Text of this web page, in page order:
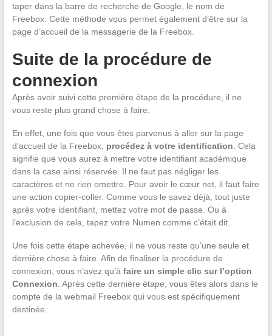
taper dans la barre de recherche de Google, le nom de
Freebox. Cette méthode vous permet également d’être sur la
page d’accueil de la messagerie de la Freebox.
Suite de la procédure de
connexion
Après avoir suivi cette première étape de la procédure, il ne
vous reste plus grand chose à faire.
En effet, une fois que vous êtes parvenus à aller sur la page
d’accueil de la Freebox, procédez à votre identification . Cela
signifie que vous aurez à mettre votre identifiant académique
dans la case ainsi réservée. Il ne faut pas négliger les
caractères et ne rien omettre. Pour avoir le cœur net, il faut faire
une action copier-coller. Comme vous le savez déjà, tout juste
après votre identifiant, mettez votre mot de passe. Ou à
l’exclusion de cela, tapez votre Numen comme c’était dit.
Une fois cette étape achevée, il ne vous reste qu’une seule et
dernière chose à faire. Afin de finaliser la procédure de
connexion, vous n’avez qu’à faire un simple clic sur l’option
Connexion . Après cette dernière étape, vous êtes alors dans le
compte de la webmail Freebox qui vous est spécifiquement
destinée.